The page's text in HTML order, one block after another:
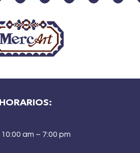
HORARIOS:
10:00 am – 7:00 pm